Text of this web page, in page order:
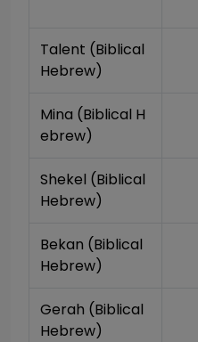
Talent (Biblical
Hebrew)
Mina (Biblical H
ebrew)
Shekel (Biblical
Hebrew)
Bekan (Biblical
Hebrew)
Gerah (Biblical
Hebrew)